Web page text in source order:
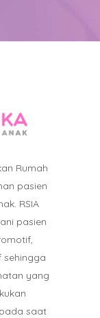
Rumah
pasien
RSIA
pasien
sehingga
yang
saat